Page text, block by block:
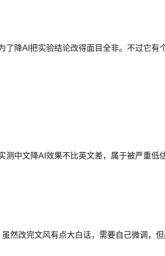
降AI把实验结论改得面目全非。不过它有
中文降AI效果不比英文差，属于被严重低
然改完文风有点大白话，需要自己微调，